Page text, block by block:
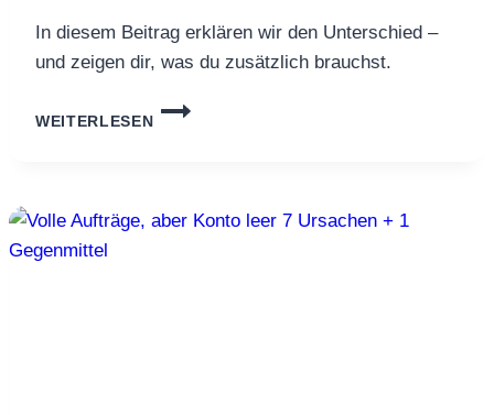
In diesem Beitrag erklären wir den Unterschied –
und zeigen dir, was du zusätzlich brauchst.
WEITERLESEN
BWA
REICHT
ZUSÄTZLICH